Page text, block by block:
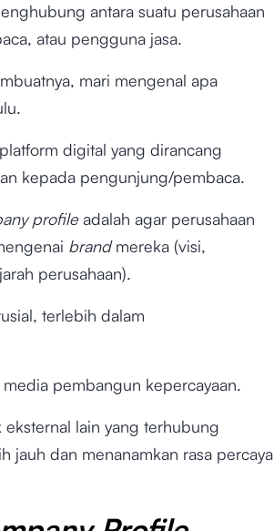
antara suatu perusahaan
atau pengguna jasa.
mari mengenal apa
digital yang dirancang
kepada pengunjung/pembaca.
profileadalah agar perusahaan
brandmereka (visi,
perusahaan).
terlebih dalam
pembangun kepercayaan.
lain yang terhubung
jauh dan menanamkan rasa percaya